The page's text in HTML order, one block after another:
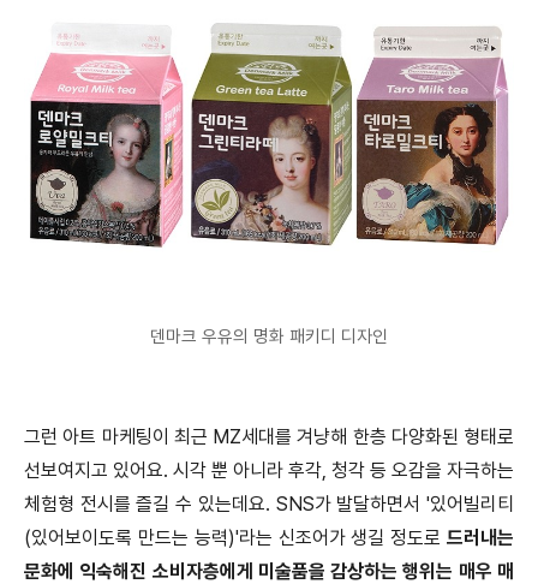
덴마크 우유의 명화 패키디 디자인
그런 아트 마케팅이 최근 MZ세대를 겨냥해 한층 다양화된 형태로
선보여지고 있어요. 시각 뿐 아니라 후각, 청각 등 오감을 자극하는
체험형 전시를 즐길 수 있는데요. SNS가 발달하면서 '있어빌리티
(있어보이도록 만드는 능력)'라는 신조어가 생길 정도로 드러내는
문화에 익숙해진 소비자층에게 미술품을 감상하는 행위는 매우 매